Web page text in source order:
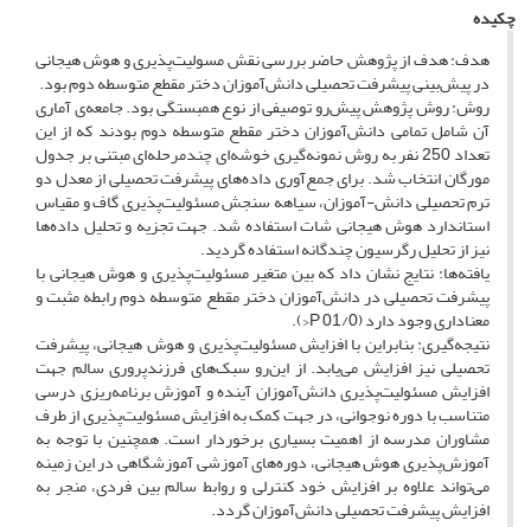
چکیده
هدف: هدف از پژوهش حاضر بررسی نقش مسولیت‌پذیری و هوش هیجانی
در پیش‌بینی پیشرفت تحصیلی دانش‌آموزان دختر مقطع متوسطه دوم بود.
روش: روش پژوهش پیش‌رو توصیفی از نوع همبستگی بود. جامعه‌ی آماری
آن شامل تمامی دانش‌آموزان دختر مقطع متوسطه دوم بودند که از این
تعداد 250 نفر به روش نمونه‌گیری خوشه‌ای چندمرحله‌ای مبتنی بر جدول
مورگان انتخاب شد. برای جمع‌آوری داده‌های پیشرفت تحصیلی از معدل دو
ترم تحصیلی دانش-آموزان، سیاهه سنجش مسئولیت‌پذیری گاف و مقیاس
استاندارد هوش هیجانی شات استفاده شد. جهت تجزیه و تحلیل داده‌ها
نیز از تحلیل رگرسیون چندگانه استفاده گردید.
یافته‌ها: نتایج نشان داد که بین متغیر مسئولیت‌پذیری و هوش هیجانی با
پیشرفت تحصیلی در دانش‌آموزان دختر مقطع متوسطه دوم رابطه مثبت و
معناداری وجود دارد (01/0 P<).
نتیجه‌گیری: بنابراین با افزایش مسئولیت‌پذیری و هوش هیجانی، پیشرفت
تحصیلی نیز افزایش می‌یابد. از این‌رو سبک‌های فرزندپروری سالم جهت
افزایش مسئولیت‌پذیری دانش‌آموزان آینده و آموزش برنامه‌ریزی درسی
متناسب با دوره نوجوانی، در جهت کمک به افزایش مسئولیت‌پذیری از طرف
مشاوران مدرسه از اهمیت بسیاری برخوردار است. همچنین با توجه به
آموزش‌پذیری هوش هیجانی، دوره‌های آموزشی آموزشگاهی در این زمینه
می‌تواند علاوه بر افزایش خود کنترلی و روابط سالم بین فردی، منجر به
افزایش پیشرفت تحصیلی دانش‌آموزان گردد.